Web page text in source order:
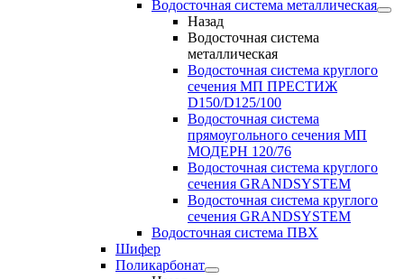
Водосточная система металлическая
Назад
Водосточная система
металлическая
Водосточная система круглого
сечения МП ПРЕСТИЖ
D150/D125/100
Водосточная система
прямоугольного сечения МП
МОДЕРН 120/76
Водосточная система круглого
сечения GRANDSYSTEM
Водосточная система круглого
сечения GRANDSYSTEM
Водосточная система ПВХ
Шифер
Поликарбонат